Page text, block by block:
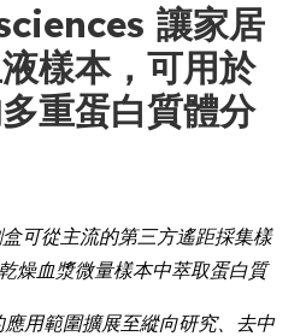
讓家居
樣本，可用於
重蛋白質體分
可從主流的第三方遙距採集樣
燥血漿微量樣本中萃取蛋白質
用範圍擴展至縱向研究、去中